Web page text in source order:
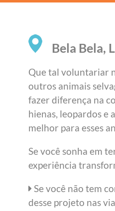
Bela Bela,
Que tal voluntariar
outros animais
fazer diferença na
hienas, leopardos
melhor para esses
Se você sonha em
experiência
Se você não tem
desse projeto nas